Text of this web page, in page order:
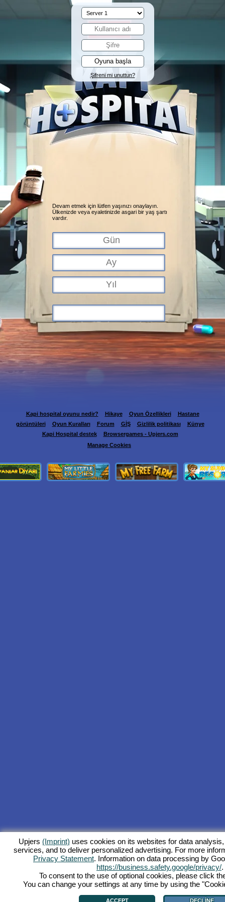
Şifreni mi unuttun?
Devam etmek için lütfen yaşınızı onaylayın.
Ülkenizde veya eyaletinizde asgari bir yaş şartı
vardır.
Kapi hospital oyunu nedir? Hikaye Oyun Özellikleri
Hastane
görüntüleri
Oyun Kuralları Forum GİŞ Gizlilik politikası
Künye
Kapi Hospital destek
Browsergames - Upjers.com
Manage Cookies
Upjers (Imprint) uses cookies on its websites for data
services, and to deliver personalized advertising. For more
Privacy Statement. Information on data processing by
https://business.safety.google/privacy/.
To consent to the use of optional cookies, please click
You can change your settings at any time by using the
ACCEPT DECLINE